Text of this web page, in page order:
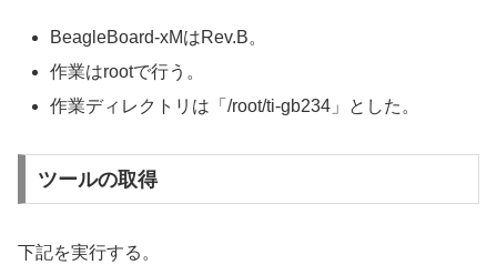
BeagleBoard-xMはRev.B。
作業はrootで行う。
作業ディレクトリは「/root/ti-gb234」とした。
ツールの取得
下記を実行する。